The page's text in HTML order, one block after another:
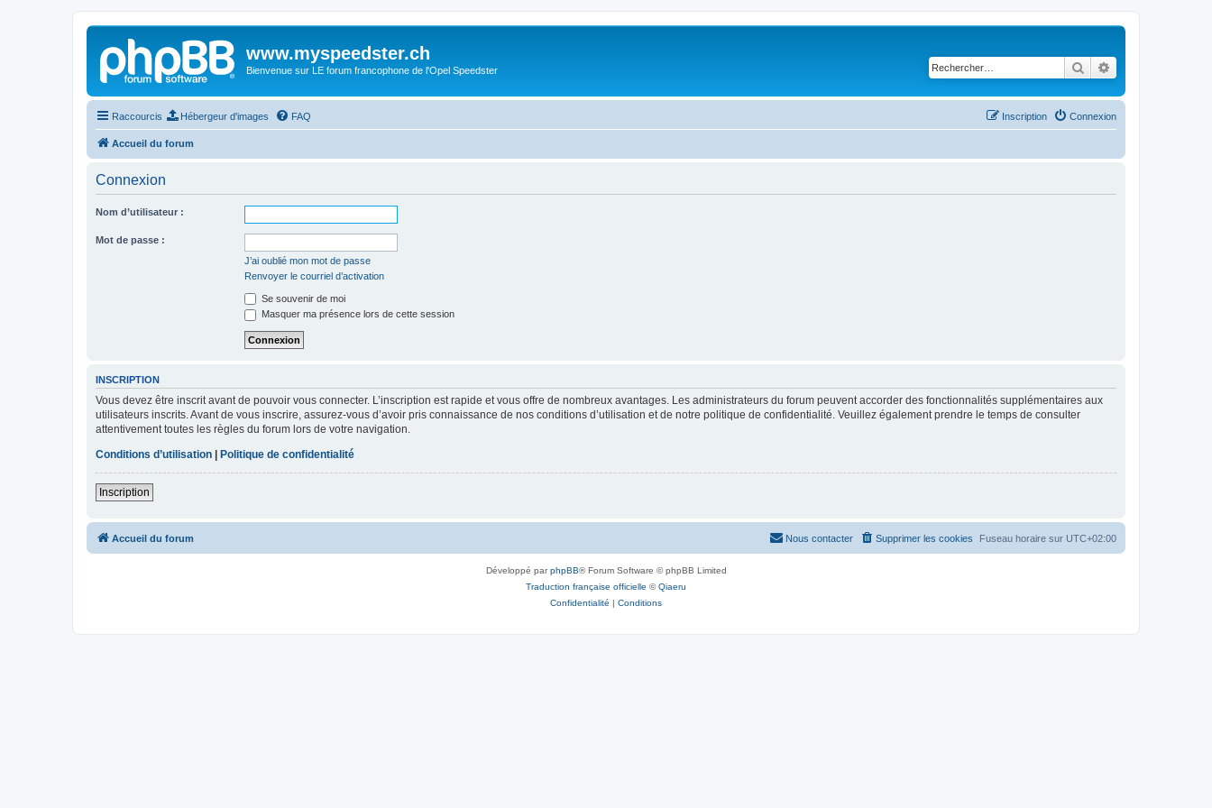
www.myspeedster.ch
Bienvenue sur LE forum francophone de l'Opel Speedster Rechercher
Raccourcis Hébergeur d'images FAQ Connexion
Inscription
Accueil du forum
Connexion
Nom d’utilisateur :
Mot de passe :
J’ai oublié mon mot de passe
Renvoyer le courriel d’activation
Se souvenir de moi
Masquer ma présence lors de cette session
INSCRIPTION
Vous devez être inscrit avant de pouvoir vous connecter. L’inscription est rapide et vous offre de nombreux avantages. Les administrateurs du forum peuvent accorder des fonctionnalités supplémentaires aux
utilisateurs inscrits. Avant de vous inscrire, assurez-vous d’avoir pris connaissance de nos conditions d’utilisation et de notre politique de confidentialité. Veuillez également prendre le temps de consulter
attentivement toutes les règles du forum lors de votre navigation.
Conditions d’utilisation
Politique de confidentialité
Inscription
Accueil du forum Fuseau horaire sur UTC+02:00
Supprimer les cookies
Nous contacter
Développé parphpBB® Forum Software © phpBB Limited
Traduction française officielle ©Qiaeru
Confidentialité | Conditions